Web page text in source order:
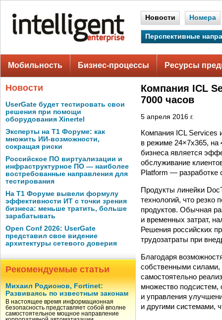
Новости Номера
Перспективные
Мобильность Бизнес-процессы Ресурсы
Новости
UserGate будет тестировать свои
решения при помощи
оборудования Xinertel
Эксперты на Т1 Форуме: как
множить ИИ-возможности,
сокращая риски
Российское ПО виртуализации и
инфраструктурное ПО — наиболее
востребованные направления для
тестирования
На Т1 Форуме вывели формулу
эффективности ИТ с точки зрения
бизнеса: меньше тратить, больше
зарабатывать
Open Conf 2026: UserGate
представил свое видение
архитектуры сетевого доверия
Рекомендуемые статьи
Михаил Родионов, Fortinet:
Развиваясь по известным законам
В настоящее время информационная
безопасность представляет собой вполне
самостоятельное мощное направление
Компания ICL
7000 часов
5 апреля 2016 г.
Компания ICL Services
в режиме 24×7х365, на
бизнеса является
обслуживание
Platform — разработке
Продукты линейки
технологий, что
продуктов. Обычная
и временных затрат,
Решения российских
трудозатраты при
Благодаря
собственными силами,
самостоятельно
множество подсистем,
и управления
и другими системами,